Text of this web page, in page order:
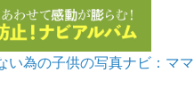
い為の子供の写真ナビ：ママ